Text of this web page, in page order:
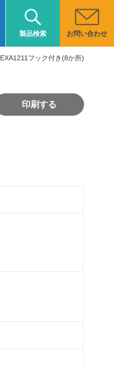
製品検索 お問い合わせ
EXA1211フック付き(8か所)
印刷する